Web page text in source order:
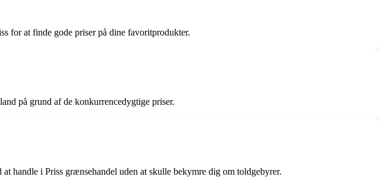
for at finde gode priser på dine favoritprodukter.
på grund af de konkurrencedygtige priser.
handle i Priss grænsehandel uden at skulle bekymre dig om toldgebyrer.